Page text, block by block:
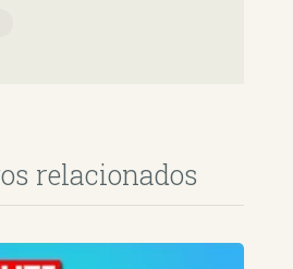
relacionados